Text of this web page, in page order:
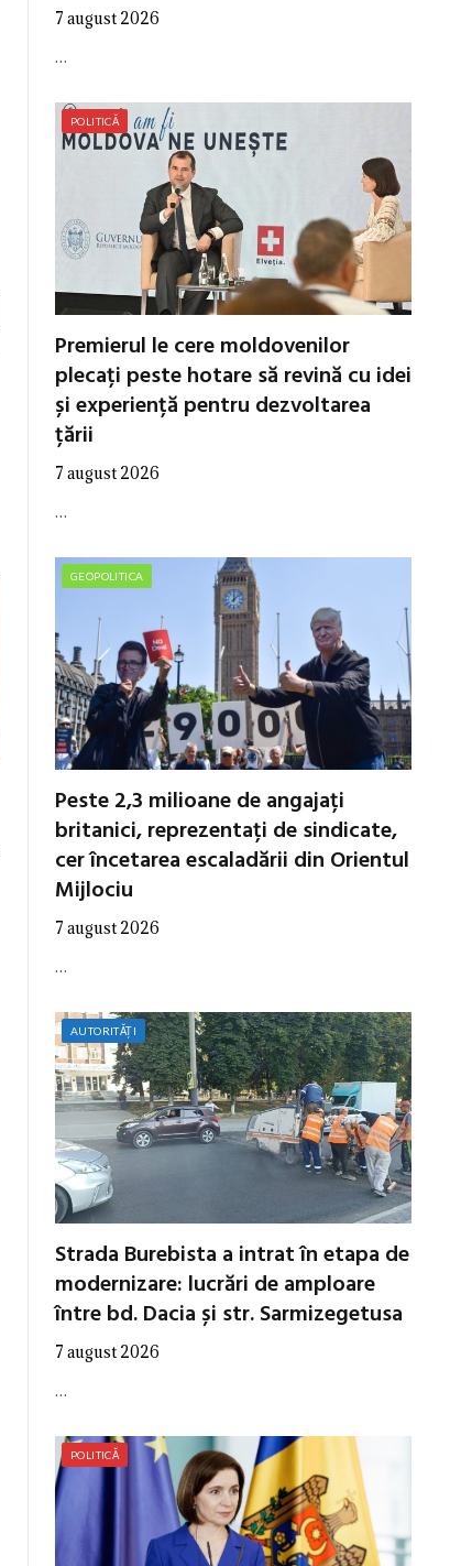
7 august 2026
…
POLITICĂ
Premierul le cere moldovenilor
plecați peste hotare să revină cu idei
și experiență pentru dezvoltarea
țării
7 august 2026
…
GEOPOLITICA
Peste 2,3 milioane de angajați
britanici, reprezentați de sindicate,
cer încetarea escaladării din Orientul
Mijlociu
7 august 2026
…
AUTORITĂȚI
Strada Burebista a intrat în etapa de
modernizare: lucrări de amploare
între bd. Dacia și str. Sarmizegetusa
7 august 2026
…
POLITICĂ